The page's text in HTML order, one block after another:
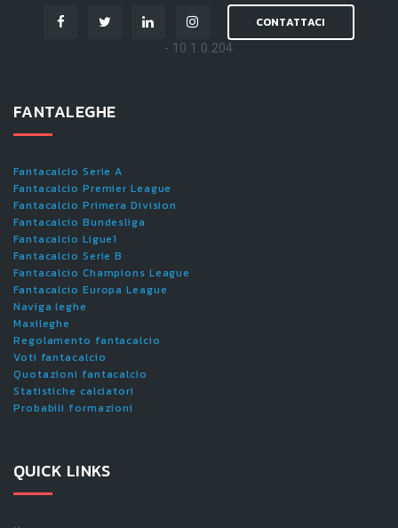
CONTATTACI
- 10.1.0.204
FANTALEGHE
Fantacalcio Serie A
Fantacalcio Premier League
Fantacalcio Primera Division
Fantacalcio Bundesliga
Fantacalcio Ligue1
Fantacalcio Serie B
Fantacalcio Champions League
Fantacalcio Europa League
Naviga leghe
Maxileghe
Regolamento fantacalcio
Voti fantacalcio
Quotazioni fantacalcio
Statistiche calciatori
Probabili formazioni
QUICK LINKS